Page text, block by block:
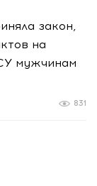
закон,
на
мужчинам
831